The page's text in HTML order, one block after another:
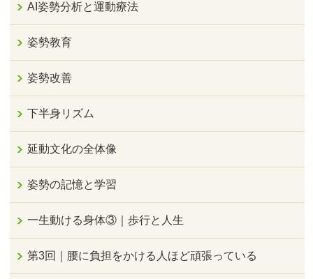
AI姿勢分析と運動療法
姿勢教育
姿勢改善
下半身リズム
延動文化の全体像
姿勢の記憶と学習
一生動ける身体③｜歩行と人生
第3回｜腰に負担をかける人ほど頑張っている